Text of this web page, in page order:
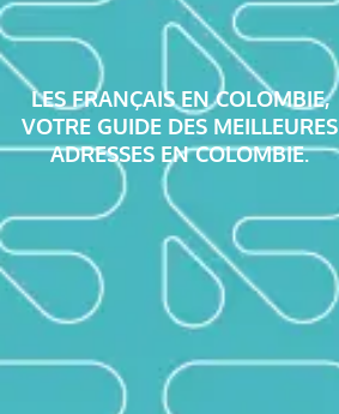
LES FRANÇAIS EN COLOMBIE,
VOTRE GUIDE DES MEILLEURES
ADRESSES EN COLOMBIE.